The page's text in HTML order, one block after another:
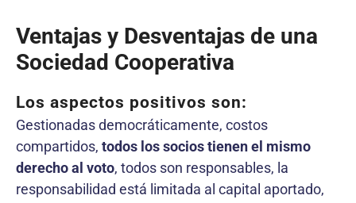
Ventajas y Desventajas de una
Sociedad Cooperativa
Los aspectos positivos son:
Gestionadas democráticamente, costos
compartidos, todos los socios tienen el mismo
derecho al voto, todos son responsables, la
responsabilidad está limitada al capital aportado,